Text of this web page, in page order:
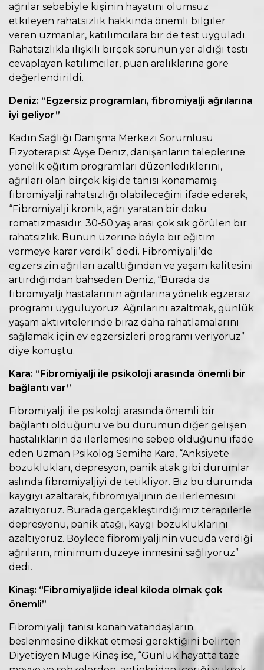
ağrılar sebebiyle kişinin hayatını olumsuz
etkileyen rahatsızlık hakkında önemli bilgiler
veren uzmanlar, katılımcılara bir de test uyguladı.
Rahatsızlıkla ilişkili birçok sorunun yer aldığı testi
cevaplayan katılımcılar, puan aralıklarına göre
değerlendirildi.
Deniz: “Egzersiz programları, fibromiyalji ağrılarına
iyi geliyor”
Kadın Sağlığı Danışma Merkezi Sorumlusu
Fizyoterapist Ayşe Deniz, danışanların taleplerine
yönelik eğitim programları düzenlediklerini,
ağrıları olan birçok kişide tanısı konamamış
fibromiyalji rahatsızlığı olabileceğini ifade ederek,
“Fibromiyalji kronik, ağrı yaratan bir doku
romatizmasıdır. 30-50 yaş arası çok sık görülen bir
rahatsızlık. Bunun üzerine böyle bir eğitim
vermeye karar verdik” dedi. Fibromiyalji’de
egzersizin ağrıları azalttığından ve yaşam kalitesini
artırdığından bahseden Deniz, “Burada da
fibromiyalji hastalarının ağrılarına yönelik egzersiz
programı uyguluyoruz. Ağrılarını azaltmak, günlük
yaşam aktivitelerinde biraz daha rahatlamalarını
sağlamak için ev egzersizleri programı veriyoruz”
diye konuştu.
Kara: “Fibromiyalji ile psikoloji arasında önemli bir
bağlantı var”
Fibromiyalji ile psikoloji arasında önemli bir
bağlantı olduğunu ve bu durumun diğer gelişen
hastalıkların da ilerlemesine sebep olduğunu ifade
eden Uzman Psikolog Semiha Kara, “Anksiyete
bozuklukları, depresyon, panik atak gibi durumlar
aslında fibromiyaljiyi de tetikliyor. Biz bu durumda
kaygıyı azaltarak, fibromiyaljinin de ilerlemesini
azaltıyoruz. Burada gerçekleştirdiğimiz terapilerle
depresyonu, panik atağı, kaygı bozukluklarını
azaltıyoruz. Böylece fibromiyaljinin vücuda verdiği
ağrıların, minimum düzeye inmesini sağlıyoruz”
dedi.
Kinaş: “Fibromiyaljide ideal kiloda olmak çok
önemli”
Fibromiyalji tanısı konan vatandaşların
beslenmesine dikkat etmesi gerektiğini belirten
Diyetisyen Müge Kinaş ise, “Günlük hayatta taze